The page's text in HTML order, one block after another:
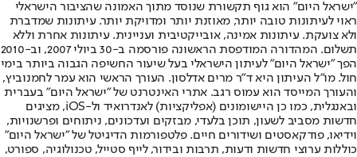
"ישראל היום" הוא גוף תקשורת שנוסד מתוך האמונה שהציבור הישראלי
ראוי לעיתונות טובה יותר, מאוזנת יותר ומדויקת יותר. עיתונות שמדברת
ולא צועקת. עיתונות אמינה, אובייקטיבית ועניינית. עיתונות אחרת וללא
תשלום. המהדורה המודפסת הראשונה פורסמה ב-30 ביולי 2007, וב-2010
הפך "ישראל היום" לעיתון הישראלי בעל שיעור החשיפה הגבוה ביותר בימי
חול. מו"ל העיתון היא ד"ר מרים אדלסון. העורך הראשי הוא עמר לחמנוביץ,
והעורך המייסד הוא עמוס רגב. אתרי האינטרנט של "ישראל היום" בעברית
ובאנגלית, כמו כן היישומונים (אפליקציות) לאנדרואיד ול-iOS, מציגים
חדשות מסביב לשעון, תוכן בלעדי, מבזקים ועדכונים, ניתוחים ופרשנויות,
וידיאו, פודקאסטים ושידורים חיים. פלטפורמות הדיגיטל של "ישראל היום"
כוללות ערוצי חדשות ודעות, תרבות ובידור, לייף סטייל, טכנולוגיה, ספורט,